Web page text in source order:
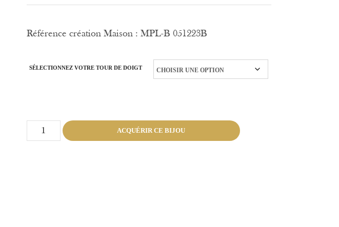
Référence création Maison : MPL-B 051223B
SÉLECTIONNEZ VOTRE TOUR DE DOIGT
quantité
Ma
ACQUÉRIR CE BIJOU